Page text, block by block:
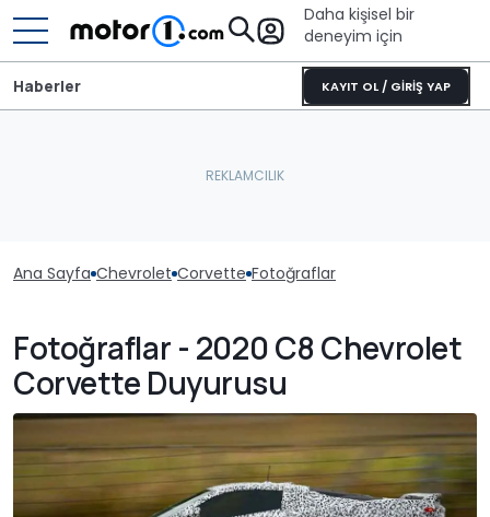
Daha kişisel bir
deneyim için
KAYIT OL / GİRİŞ YAP
Haberler
Ana Sayfa Chevrolet Corvette Fotoğraflar
Fotoğraflar - 2020 C8 Chevrolet
Corvette Duyurusu